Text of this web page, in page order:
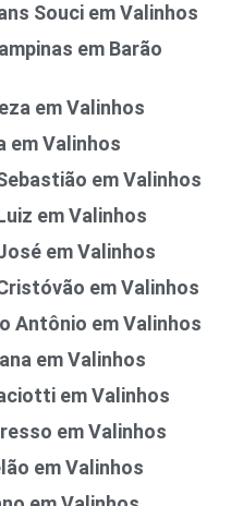
Souci em Valinhos
em Barão
em Valinhos
em Valinhos
em Valinhos
em Valinhos
em Valinhos
em Valinhos
Antônio em Valinhos
em Valinhos
em Valinhos
em Valinhos
em Valinhos